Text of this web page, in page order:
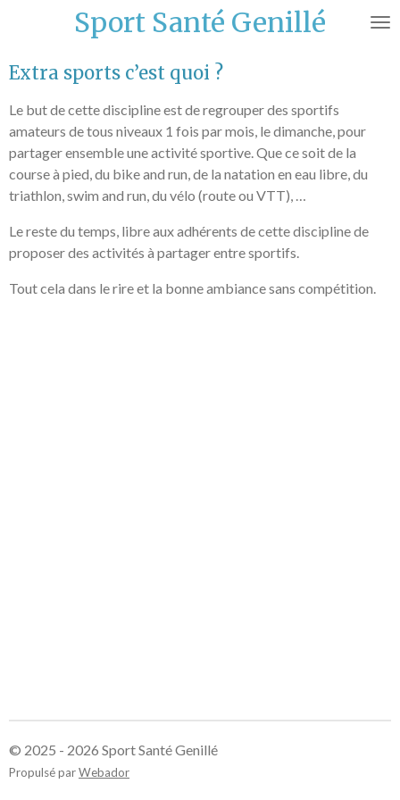
principal
Sport Santé Genillé
Extra sports c’est quoi ?
Le but de cette discipline est de regrouper des sportifs
amateurs de tous niveaux 1 fois par mois, le dimanche, pour
partager ensemble une activité sportive. Que ce soit de la
course à pied, du bike and run, de la natation en eau libre, du
triathlon, swim and run, du vélo (route ou VTT), …
Le reste du temps, libre aux adhérents de cette discipline de
proposer des activités à partager entre sportifs.
Tout cela dans le rire et la bonne ambiance sans compétition.
© 2025 - 2026 Sport Santé Genillé
Propulsé parWebador